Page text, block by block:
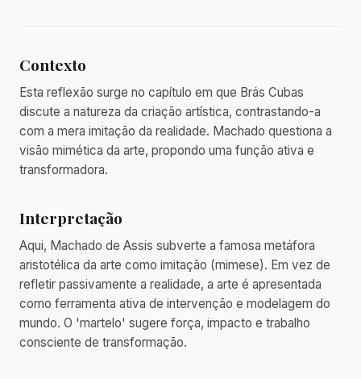
Contexto
Esta reflexão surge no capítulo em que Brás Cubas
discute a natureza da criação artística, contrastando-a
com a mera imitação da realidade. Machado questiona a
visão mimética da arte, propondo uma função ativa e
transformadora.
Interpretação
Aqui, Machado de Assis subverte a famosa metáfora
aristotélica da arte como imitação (mimese). Em vez de
refletir passivamente a realidade, a arte é apresentada
como ferramenta ativa de intervenção e modelagem do
mundo. O 'martelo' sugere força, impacto e trabalho
consciente de transformação.